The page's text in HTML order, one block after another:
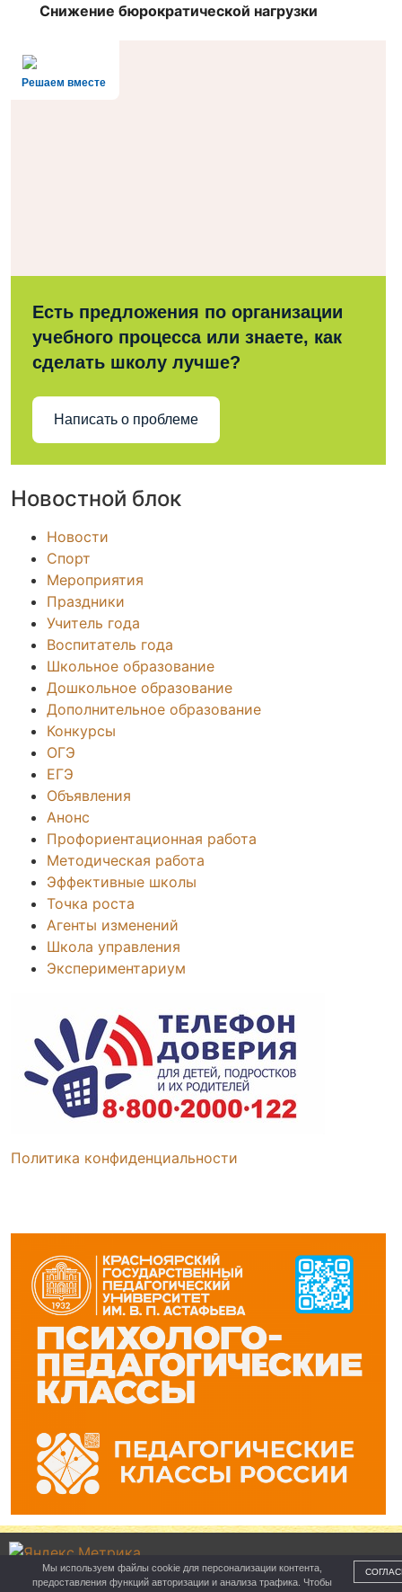
Снижение бюрократической нагрузки
Решаем вместе
Есть предложения по организации
учебного процесса или знаете, как
сделать школу лучше?
Написать о проблеме
Новостной блок
Новости
Спорт
Мероприятия
Праздники
Учитель года
Воспитатель года
Школьное образование
Дошкольное образование
Дополнительное образование
Конкурсы
ОГЭ
ЕГЭ
Объявления
Анонс
Профориентационная работа
Методическая работа
Эффективные школы
Точка роста
Агенты изменений
Школа управления
Экспериментариум
Политика конфиденциальности
Управление образования
Мы используем файлы cookie для персонализации контента,
предоставления функций авторизации и анализа трафика. Чтобы